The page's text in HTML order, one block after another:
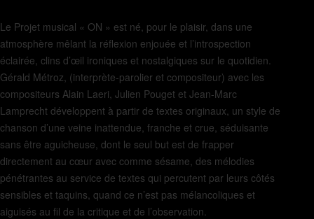
Le Projet musical « ON » est né, pour le plaisir, dans une
atmosphère mêlant la réflexion enjouée et l’introspection
éclairée, clins d’œil ironiques et nostalgiques sur le quotidien.
Gérald Métroz, (interprète-parolier et compositeur) avec les
compositeurs Alain Laeri, Julien Pouget et Jean-Marc
Lamprecht développent à partir de textes originaux, un style de
chanson d’une veine inattendue, franche et crue, séduisante
sans être aguicheuse, dont le seul but est de frapper
directement au cœur avec comme sésame, des mélodies
pénétrantes au service de textes qui percutent par leurs côtés
sensibles et taquins, quand ce n’est pas mélancoliques et
aiguisés au fil de la critique et de l’observation.